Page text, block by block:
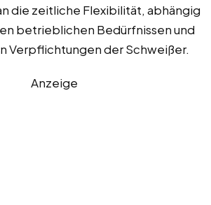
die zeitliche Flexibilität, abhängig
betrieblichen Bedürfnissen und
Verpflichtungen der Schweißer.
Anzeige